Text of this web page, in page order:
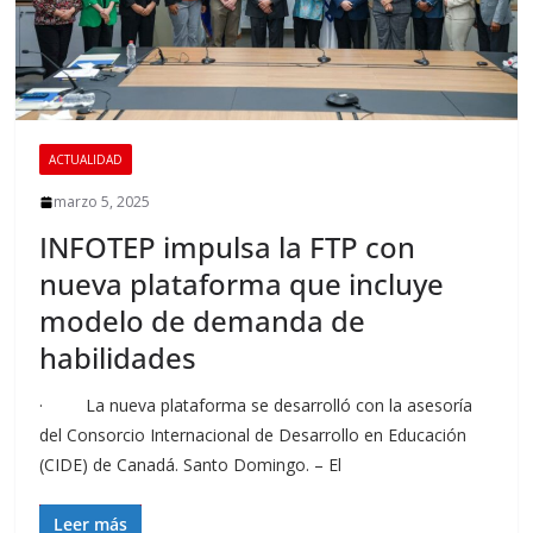
ACTUALIDAD
marzo 5, 2025
INFOTEP impulsa la FTP con
nueva plataforma que incluye
modelo de demanda de
habilidades
· La nueva plataforma se desarrolló con la asesoría
del Consorcio Internacional de Desarrollo en Educación
(CIDE) de Canadá. Santo Domingo. – El
Leer más